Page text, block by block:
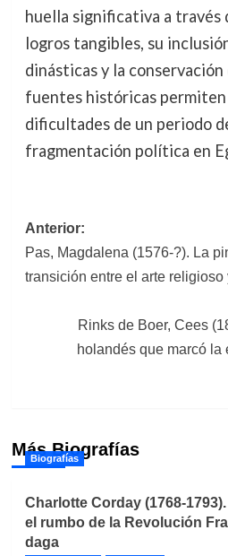
huella significativa a través
logros tangibles, su
dinásticas y la conservación
fuentes históricas permiten
dificultades de un periodo
fragmentación política en
Navegación
de
Anterior:
Pas, Magdalena (1576-?). La
transición entre el arte
Rinks de Boer, Cees
holandés que marcó
Más Biografías
Biografías
Charlotte Corday (1768-
el rumbo de la Revolución
daga